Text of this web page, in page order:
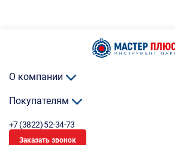
О компании
Покупателям
+7 (3822) 52-34-73
Заказать звонок